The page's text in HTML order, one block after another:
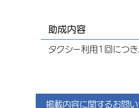
助成内容
タクシー利用1回につ
掲載内容に関するお問